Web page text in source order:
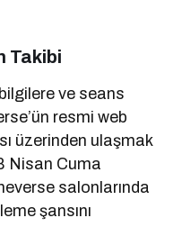
Takibi
ve seans
resmi web
üzerinden ulaşmak
Nisan Cuma
salonlarında
şansını